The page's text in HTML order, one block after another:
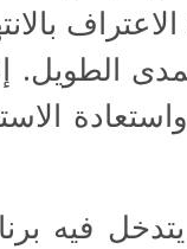
فيه